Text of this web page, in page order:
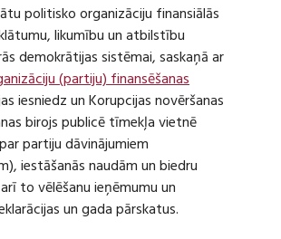
politisko organizāciju finansiālās
likumību un atbilstību
demokrātijas sistēmai, saskaņā ar
(partiju) finansēšanas
iesniedz un Korupcijas novēršanas
birojs publicē tīmekļa vietnē
partiju dāvinājumiem
iestāšanās naudām un biedru
to vēlēšanu ieņēmumu un
un gada pārskatus.